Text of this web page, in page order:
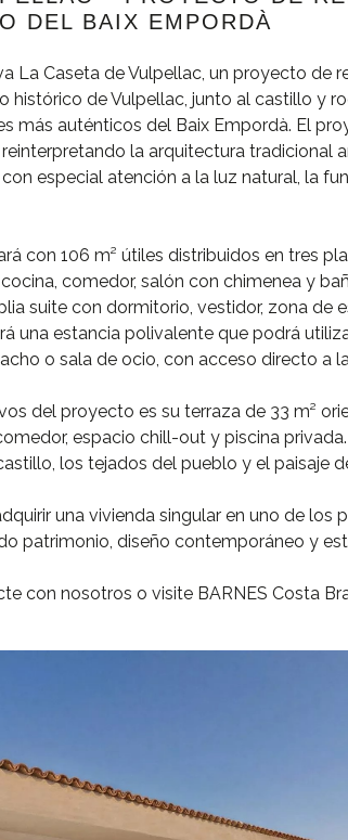
DEL BAIX EMPORDÀ
La Caseta de Vulpellac, un proyecto de
histórico de Vulpellac, junto al castillo y
más auténticos del Baix Empordà. El
la arquitectura tradicional
especial atención a la luz natural, la
con 106 m² útiles distribuidos en tres
comedor, salón con chimenea y
suite con dormitorio, vestidor, zona de
una estancia polivalente que podrá
o sala de ocio, con acceso directo a
del proyecto es su terraza de 33 m²
espacio chill-out y piscina
los tejados del pueblo y el paisaje
una vivienda singular en uno de los
patrimonio, diseño contemporáneo y
con nosotros o visite BARNES Costa